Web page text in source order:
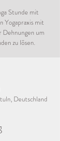
Stunde mit
Yogapraxis mit
Dehnungen um
zu lösen.
Deutschland